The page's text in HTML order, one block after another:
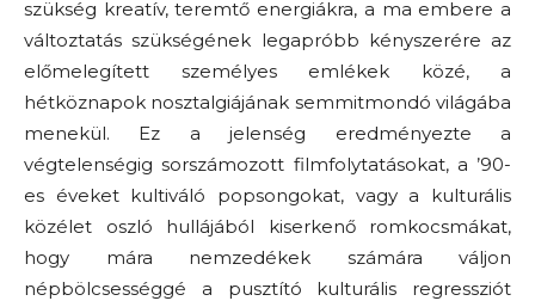
szükség kreatív, teremtő energiákra, a ma embere a
változtatás szükségének legapróbb kényszerére az
előmelegített személyes emlékek közé, a
hétköznapok nosztalgiájának semmitmondó világába
menekül. Ez a jelenség eredményezte a
végtelenségig sorszámozott filmfolytatásokat, a ’90-
es éveket kultiváló popsongokat, vagy a kulturális
közélet oszló hullájából kiserkenő romkocsmákat,
hogy mára nemzedékek számára váljon
népbölcsességgé a pusztító kulturális regressziót